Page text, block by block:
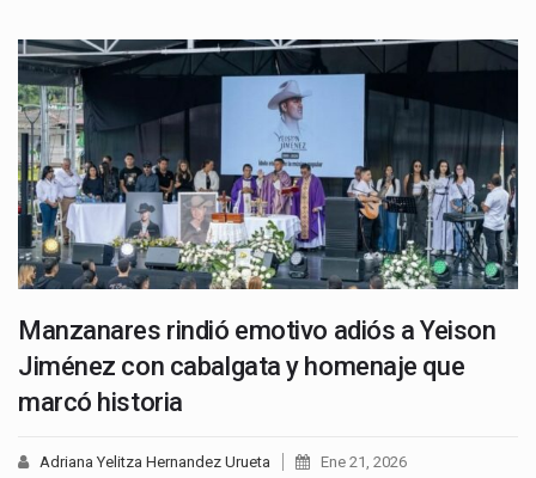
Manzanares rindió emotivo adiós a Yeison
Jiménez con cabalgata y homenaje que
marcó historia
Adriana Yelitza Hernandez Urueta Ene 21, 2026